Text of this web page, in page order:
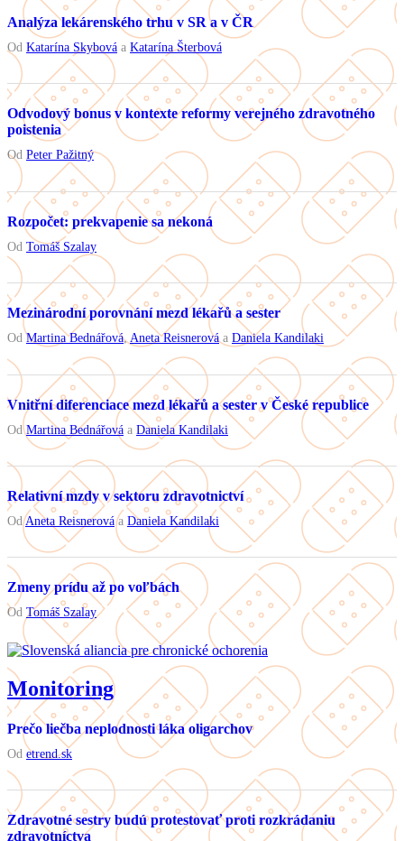
Analýza lekárenského trhu v SR a v ČR
Od Katarína Skybová a Katarína Šterbová
Odvodový bonus v kontexte reformy verejného zdravotného
poistenia
Od Peter Pažitný
Rozpočet: prekvapenie sa nekoná
Od Tomáš Szalay
Mezinárodní porovnání mezd lékařů a sester
OdMartina Bednářová, Aneta Reisnerová a Daniela Kandilaki
Vnitřní diferenciace mezd lékařů a sester v České republice
OdMartina Bednářová a Daniela Kandilaki
Relativní mzdy v sektoru zdravotnictví
OdAneta Reisnerováa Daniela Kandilaki
Zmeny prídu až po voľbách
Od Tomáš Szalay
Monitoring
Prečo liečba neplodnosti láka oligarchov
Od etrend.sk
Zdravotné sestry budú protestovať proti rozkrádaniu
zdravotníctva